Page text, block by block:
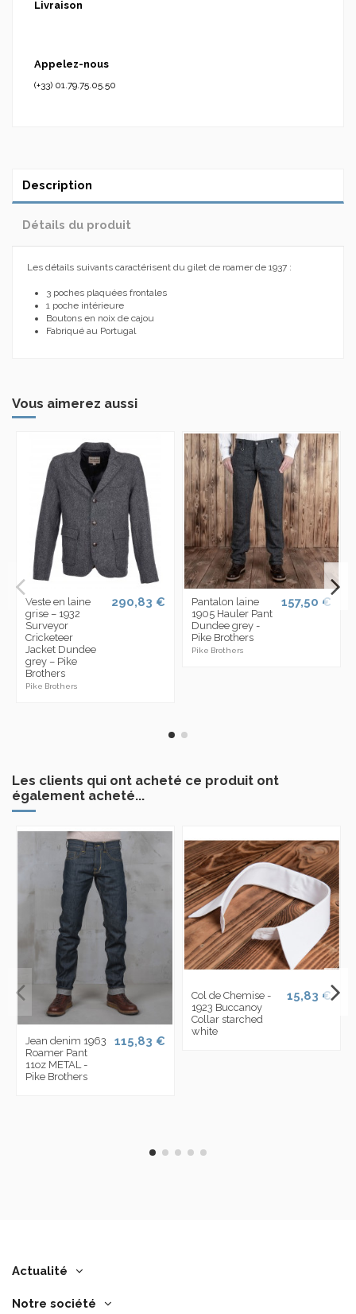
Livraison
Appelez-nous
(+33) 01.79.75.05.50
Description
Détails du produit
Les détails suivants caractérisent du gilet de roamer de 1937 :
3 poches plaquées frontales
1 poche intérieure
Boutons en noix de cajou
Fabriqué au Portugal
Vous aimerez aussi
Veste en laine
grise – 1932
Surveyor
Cricketeer
Jacket Dundee
grey – Pike
Brothers
Pike Brothers
290,83 €
Pantalon laine
1905 Hauler Pant
Dundee grey -
Pike Brothers
Pike Brothers
157,50 €
Les clients qui ont acheté ce produit ont
également acheté...
Jean denim 1963
Roamer Pant
11oz METAL -
Pike Brothers
115,83 €
Col de Chemise -
1923 Buccanoy
Collar starched
white
15,83 €
Actualité
Notre société